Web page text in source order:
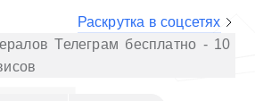
Раскрутка в соцсетях
Телеграм бесплатно - 10